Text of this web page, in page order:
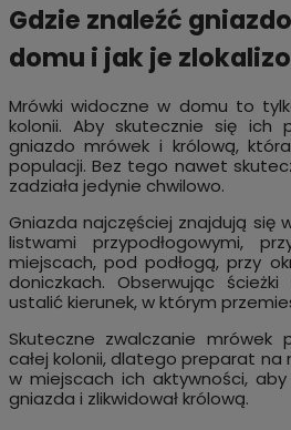
Gdzie znaleźć
domu i jak je
Mrówki widoczne w domu to
kolonii. Aby skutecznie się ich
gniazdo mrówek i królową,
populacji. Bez tego nawet
zadziała jedynie chwilowo.
Gniazda najczęściej znajdują się
listwami przypodłogowymi,
miejscach, pod podłogą, przy
doniczkach. Obserwując
ustalić kierunek, w którym
Skuteczne zwalczanie
całej kolonii, dlatego preparat na
w miejscach ich aktywności,
gniazda i zlikwidował królową.